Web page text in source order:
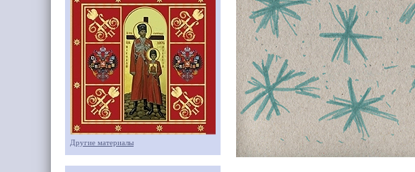
Другие материалы